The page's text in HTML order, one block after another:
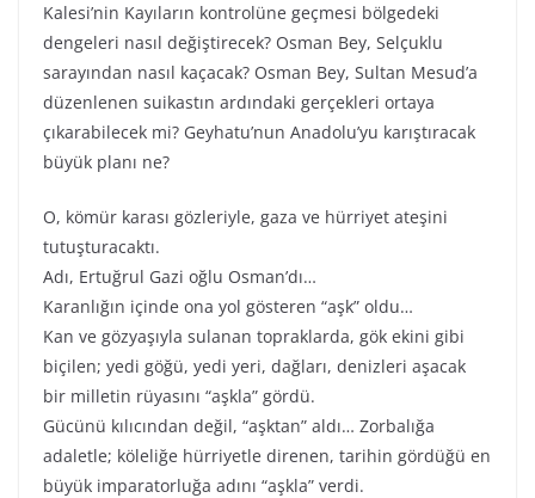
Kalesi’nin Kayıların kontrolüne geçmesi bölgedeki
dengeleri nasıl değiştirecek? Osman Bey, Selçuklu
sarayından nasıl kaçacak? Osman Bey, Sultan Mesud’a
düzenlenen suikastın ardındaki gerçekleri ortaya
çıkarabilecek mi? Geyhatu’nun Anadolu’yu karıştıracak
büyük planı ne?
O, kömür karası gözleriyle, gaza ve hürriyet ateşini
tutuşturacaktı.
Adı, Ertuğrul Gazi oğlu Osman’dı…
Karanlığın içinde ona yol gösteren “aşk” oldu…
Kan ve gözyaşıyla sulanan topraklarda, gök ekini gibi
biçilen; yedi göğü, yedi yeri, dağları, denizleri aşacak
bir milletin rüyasını “aşkla” gördü.
Gücünü kılıcından değil, “aşktan” aldı… Zorbalığa
adaletle; köleliğe hürriyetle direnen, tarihin gördüğü en
büyük imparatorluğa adını “aşkla” verdi.